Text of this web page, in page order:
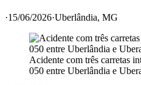
·15/06/2026·Uberlândia, MG
Acidente com três carretas
050 entre Uberlândia e